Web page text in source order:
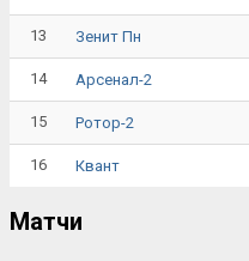
13 Зенит Пн
14 Арсенал-2
15 Ротор-2
16 Квант
Матчи